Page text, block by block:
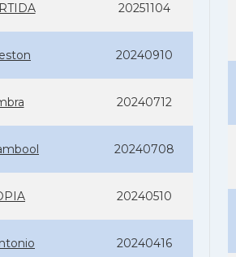
20251104
20240910
20240712
20240708
20240510
20240416